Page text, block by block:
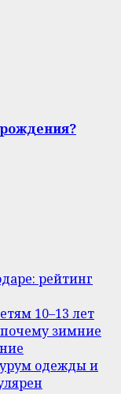
рейтинг
10–13 лет
почему зимние
одежды и